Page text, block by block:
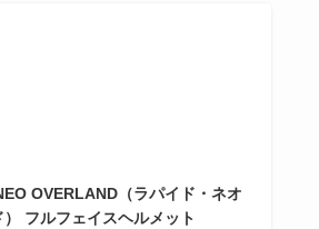
OVERLAND（ラパイド・ネオ
フルフェイスヘルメット